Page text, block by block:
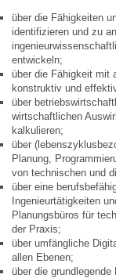
über die Fähigkeiten
identifizieren und zu
entwickeln;
über die Fähigkeit mit
konstruktiv und
über
wirtschaftlichen
kalkulieren;
über
Planung,
von technischen und
über eine
Ingenieurtätigkeiten
Planungsbüros für
der Praxis;
über umfängliche
allen Ebenen;
über die